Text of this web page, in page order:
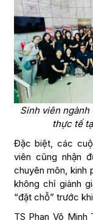
Sinh viên
thực tế
Đặc biệt, các
viên cũng nhận
chuyên môn, kinh
không chỉ giành
“đặt chỗ” trước
TS Phan Võ